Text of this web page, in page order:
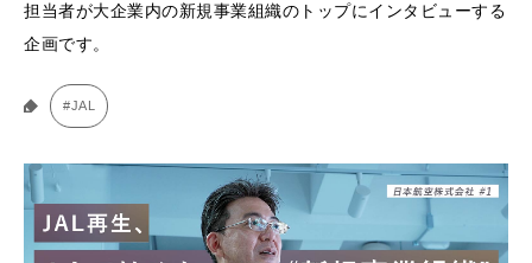
担当者が大企業内の新規事業組織のトップにインタビューする
企画です。
#JAL